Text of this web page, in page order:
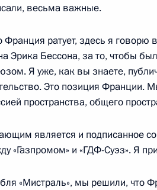
по итогам российско-
Париж
руководством партии «Единая
года, суббота
весьма важные.
Франция ратует, здесь я говорю
Эрика Бессона, за то, чтобы
Я уже, как вы знаете,
Это позиция Франции.
пространства, общего
является и подписанное
«Газпромом» и «ГДФ-Суэз». Я
«Мистраль», мы решили, что